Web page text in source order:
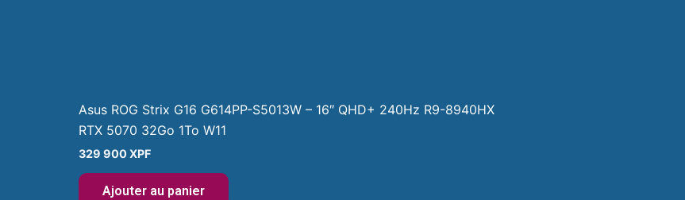
Asus ROG Strix G16 G614PP-S5013W – 16″ QHD+ 240Hz R9-8940HX
RTX 5070 32Go 1To W11
329 900XPF
Ajouter au panier